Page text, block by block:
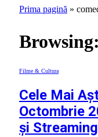
Prima pagină »
Browsing:
Filme & Cultura
Cele Mai
Octombrie
și Streaming